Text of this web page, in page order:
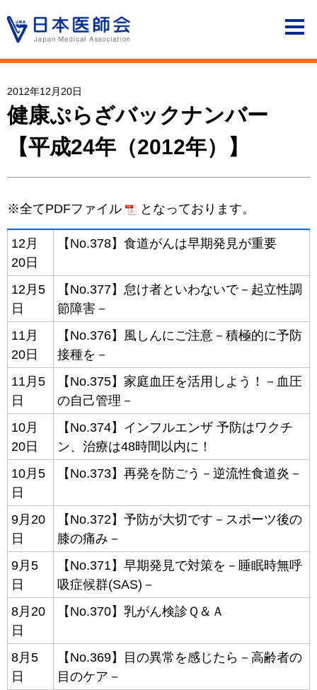
2012年12月20日
健康ぷらざバックナンバー
【平成24年（2012年）】
※全てPDFファイル となっております。
12月
20日
【No.378】食道がんは早期発見が重要
12月5
日
【No.377】怠け者といわないで－起立性調
節障害－
11月
20日
【No.376】風しんにご注意－積極的に予防
接種を－
11月5
日
【No.375】家庭血圧を活用しよう！－血圧
の自己管理－
10月
20日
【No.374】インフルエンザ 予防はワクチ
ン、治療は48時間以内に！
10月5
日
【No.373】再発を防ごう－逆流性食道炎－
9月20
日
【No.372】予防が大切です－スポーツ後の
膝の痛み－
9月5
日
【No.371】早期発見で対策を－睡眠時無呼
吸症候群(SAS)－
8月20
日
【No.370】乳がん検診Ｑ＆Ａ
8月5
日
【No.369】目の異常を感じたら－高齢者の
目のケア－